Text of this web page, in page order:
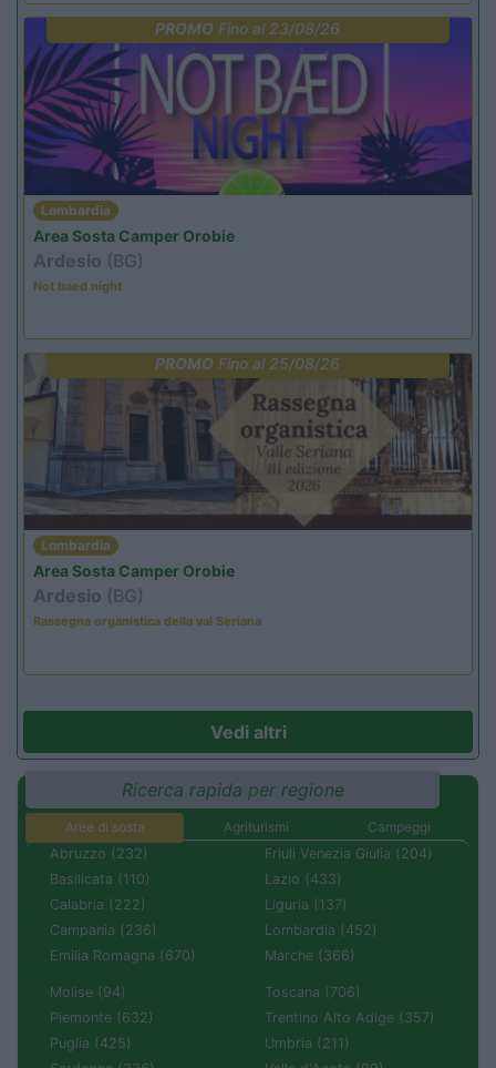
PROMO Fino al 23/08/26
Lombardia
Area Sosta Camper Orobie
Ardesio (BG)
Not baed night
PROMO Fino al 25/08/26
Lombardia
Area Sosta Camper Orobie
Ardesio (BG)
Rassegna organistica della val Seriana
Vedi altri
Ricerca rapida per regione
Aree di sosta Agriturismi
Campeggi
Abruzzo (232)
Basilicata (110)
Calabria (222)
Campania (236)
Emilia Romagna (670)
Friuli Venezia Giulia (204)
Lazio (433)
Liguria (137)
Lombardia (452)
Marche (366)
Molise (94)
Piemonte (632)
Puglia (425)
Toscana (706)
Trentino Alto Adige (357)
Umbria (211)